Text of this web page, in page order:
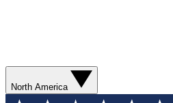
North America